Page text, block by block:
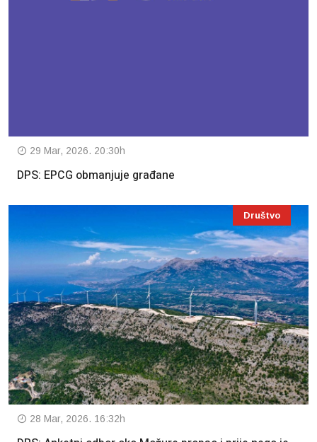
29 Mar, 2026. 20:30h
DPS: EPCG obmanjuje građane
Društvo
28 Mar, 2026. 16:32h